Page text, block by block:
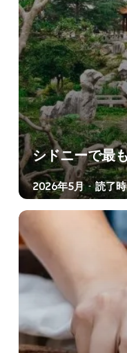
シドニーで最
2026年5月 - 読了